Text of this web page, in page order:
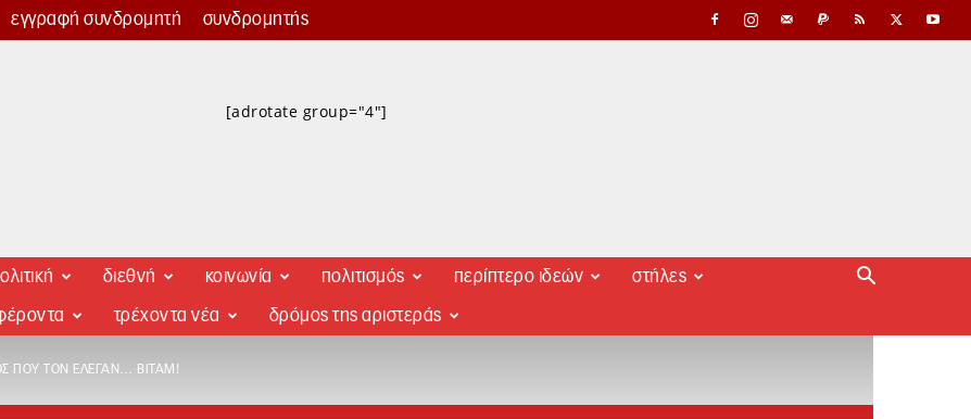
εγγραφή συνδρομητή συνδρομητής
[adrotate group="4"]
διεθνή κοινωνία πολιτισμός περίπτερο ιδεών στήλες
τρέχοντα νέα δρόμος της αριστεράς
ΠΟΥ ΤΟΝ ΈΛΕΓΑΝ… ΒΙΤΆΜ!